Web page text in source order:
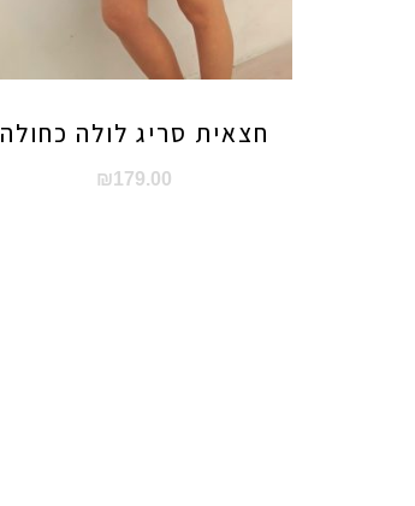
חצאית סריג לולה כחולה
₪179.00